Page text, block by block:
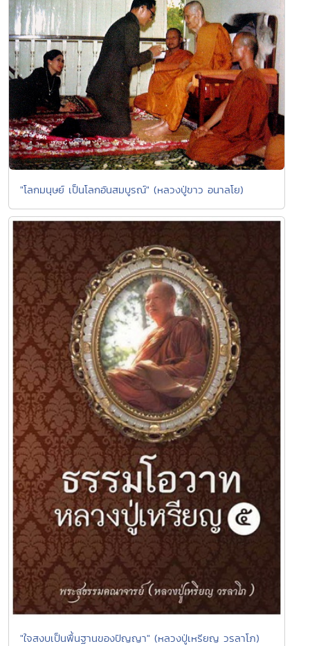
"โลกมนุษย์ เป็นโลกอันสมบูรณ์" (หลวงปู่ขาว อนาลโย)
"ใจสงบเป็นพื้นฐานของปัญญา" (หลวงปู่เหรียญ วรลาโภ)